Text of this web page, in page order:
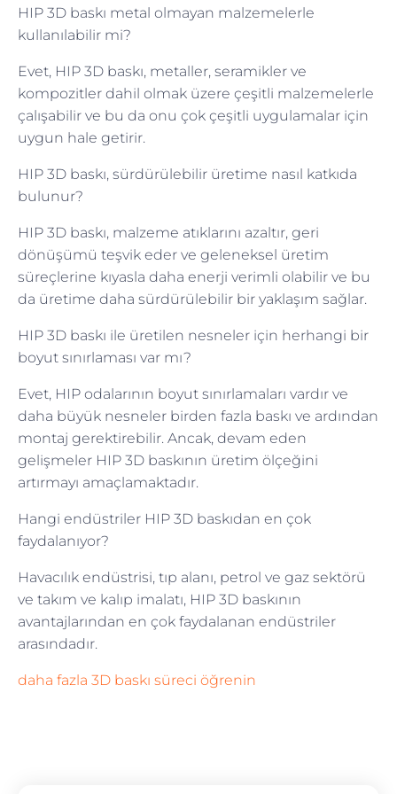
HIP 3D baskı metal olmayan malzemelerle
kullanılabilir mi?
Evet, HIP 3D baskı, metaller, seramikler ve
kompozitler dahil olmak üzere çeşitli malzemelerle
çalışabilir ve bu da onu çok çeşitli uygulamalar için
uygun hale getirir.
HIP 3D baskı, sürdürülebilir üretime nasıl katkıda
bulunur?
HIP 3D baskı, malzeme atıklarını azaltır, geri
dönüşümü teşvik eder ve geleneksel üretim
süreçlerine kıyasla daha enerji verimli olabilir ve bu
da üretime daha sürdürülebilir bir yaklaşım sağlar.
HIP 3D baskı ile üretilen nesneler için herhangi bir
boyut sınırlaması var mı?
Evet, HIP odalarının boyut sınırlamaları vardır ve
daha büyük nesneler birden fazla baskı ve ardından
montaj gerektirebilir. Ancak, devam eden
gelişmeler HIP 3D baskının üretim ölçeğini
artırmayı amaçlamaktadır.
Hangi endüstriler HIP 3D baskıdan en çok
faydalanıyor?
Havacılık endüstrisi, tıp alanı, petrol ve gaz sektörü
ve takım ve kalıp imalatı, HIP 3D baskının
avantajlarından en çok faydalanan endüstriler
arasındadır.
daha fazla 3D baskı süreci öğrenin